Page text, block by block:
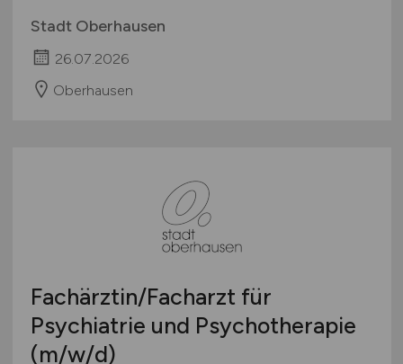
Stadt Oberhausen
26.07.2026
Oberhausen
Fachärztin/Facharzt für
Psychiatrie und Psychotherapie
(m/w/d)